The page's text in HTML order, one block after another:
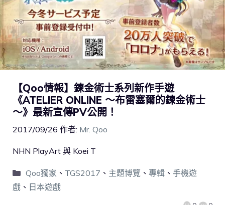
【Qoo情報】鍊金術士系列新作手遊
《ATELIER ONLINE ～布雷塞爾的鍊金術士
～》最新宣傳PV公開！
2017/09/26 作者: Mr. Qoo
NHN PlayArt 與 Koei T
Qoo獨家 、 TGS2017 、 主題博覽 、 專輯、 手機遊
戲 、 日本遊戲